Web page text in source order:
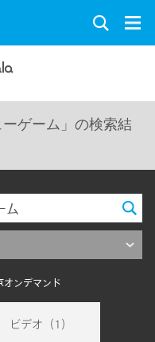
ーゲーム」の検索結
オンデマンド
ビデオ （1）